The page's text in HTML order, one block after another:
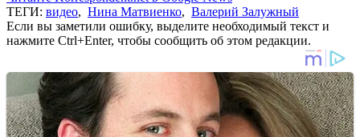
ТЕГИ: видео, Нина Матвиенко, Валерий Залужный
Если вы заметили ошибку, выделите необходимый текст и
нажмите Ctrl+Enter, чтобы сообщить об этом редакции.